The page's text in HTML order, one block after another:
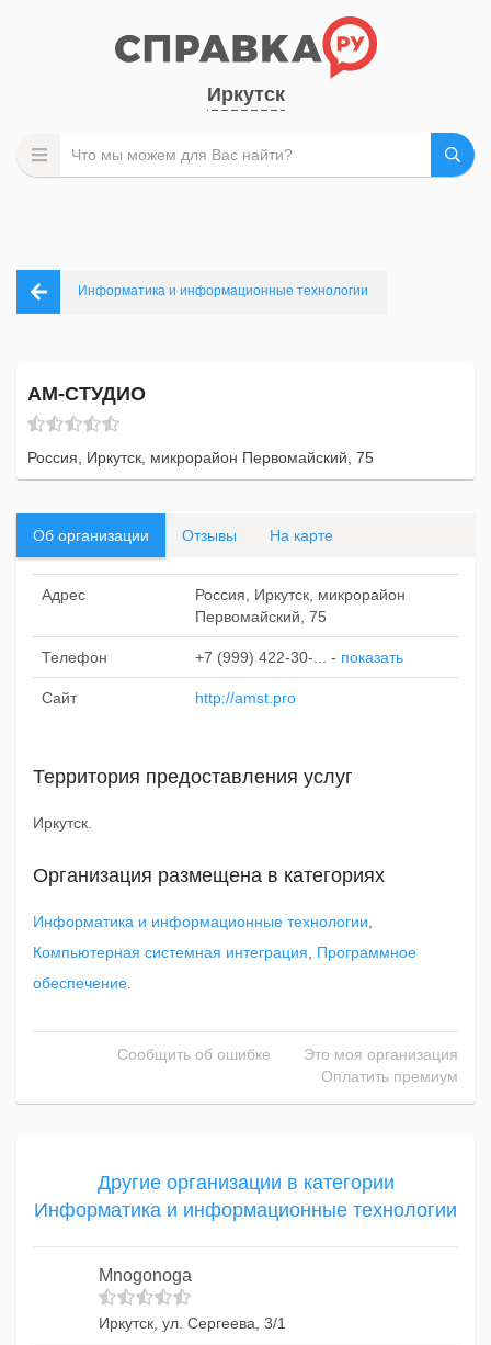
Иркутск
Информатика и информационные технологии
АМ-СТУДИО
Россия, Иркутск, микрорайон Первомайский, 75
Об организации Отзывы На карте
Адрес
Россия, Иркутск, микрорайон
Первомайский, 75
Телефон +7 (999) 422-30-... - показать
Сайт http://amst.pro
Территория предоставления услуг
Иркутск.
Организация размещена в категориях
Информатика и информационные технологии
Компьютерная системная интеграция
Программное
обеспечение
Сообщить об ошибке
Это моя организация
Оплатить премиум
Другие организации в категории
Информатика и информационные технологии
Mnogonoga
Иркутск, ул. Сергеева, 3/1